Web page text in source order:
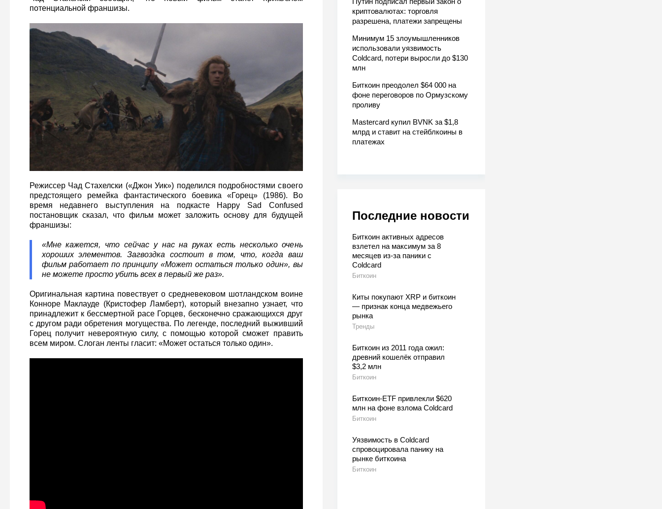
криптовалютах: торговля
разрешена, платежи запрещены
Минимум 15 злоумышленников
использовали уязвимость
Coldcard, потери выросли до $130
млн
Биткоин преодолел $64 000 на
фоне переговоров по Ормузскому
проливу
Mastercard купил BVNK за $1,8
млрд и ставит на стейблкоины в
платежах
Последние новости
Биткоин активных адресов
взлетел на максимум за 8
месяцев из-за паники с
Coldcard
Биткоин
Киты покупают XRP и биткоин
— признак конца медвежьего
рынка
Тренды
Биткоин из 2011 года ожил:
древний кошелёк отправил
$3,2 млн
Биткоин
Биткоин-ETF привлекли $620
млн на фоне взлома Coldcard
Биткоин
Уязвимость в Coldcard
спровоцировала панику на
рынке биткоина
Биткоин
потенциальной франшизы.
Режиссер Чад Стахелски («Джон Уик») поделился подробностями своего
предстоящего ремейка фантастического боевика «Горец» (1986). Во
время недавнего выступления на подкасте Happy Sad Confused
постановщик сказал, что фильм может заложить основу для будущей
франшизы:
«Мне кажется, что сейчас у нас на руках есть несколько очень
хороших элементов. Загвоздка состоит в том, что, когда ваш
фильм работает по принципу «Может остаться только один», вы
не можете просто убить всех в первый же раз».
Оригинальная картина повествует о средневековом шотландском воине
Конноре Маклауде (Кристофер Ламберт), который внезапно узнает, что
принадлежит к бессмертной расе Горцев, бесконечно сражающихся друг
с другом ради обретения могущества. По легенде, последний выживший
Горец получит невероятную силу, с помощью которой сможет править
всем миром. Слоган ленты гласит: «Может остаться только один».